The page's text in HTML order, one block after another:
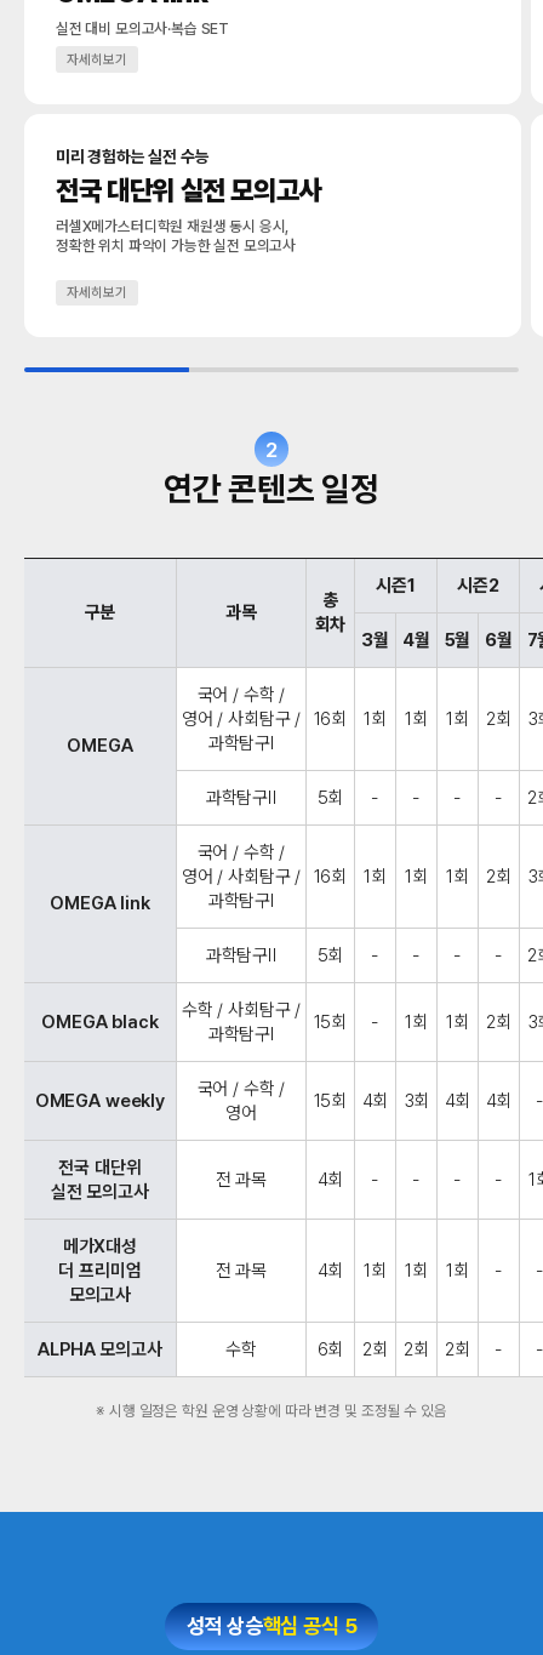
실전 대비 모의고사·복습 SET
자세히보기
미리 경험하는 실전 수능
전국 대단위 실전 모의고사
러셀X메가스터디학원 재원생 동시 응시,
정확한 위치 파악이 가능한 실전 모의고사
자세히보기
2
연간 콘텐츠 일정
구분 과목
총
회차
시즌1 시즌2
3월 4월 5월 6월 7
OMEGA
국어 / 수학 /
영어 / 사회탐구 /
과학탐구Ⅰ
16회 1회 1회 1회 2회 3
과학탐구Ⅱ 5회 - - - - 2
OMEGA link
국어 / 수학 /
영어 / 사회탐구 /
과학탐구Ⅰ
16회 1회 1회 1회 2회 3
과학탐구Ⅱ 5회 - - - - 2
OMEGA black
수학 / 사회탐구 /
과학탐구Ⅰ
15회 - 1회 1회 2회 3
OMEGA weekly
국어 / 수학 /
영어
15회 4회 3회 4회 4회 -
전국 대단위
실전 모의고사
전 과목 4회 - - - - 1
메가X대성
더 프리미엄
모의고사
전 과목 4회 1회 1회 1회 - -
ALPHA 모의고사 수학 6회 2회 2회 2회 - -
※ 시행 일정은 학원 운영 상황에 따라 변경 및 조정될 수 있음
성적 상승핵심 공식 5